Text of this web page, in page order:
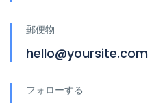
郵便物
hello@yoursite.com
フォローする